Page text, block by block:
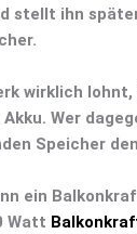
stellt ihn
wirklich lohnt,
Wer
Speicher den
ein
Watt